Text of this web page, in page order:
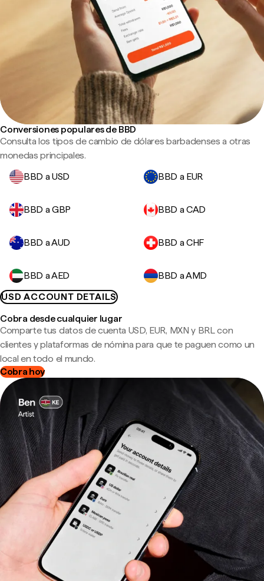
Conversiones populares de BBD
Consulta los tipos de cambio de dólares barbadenses a otras
monedas principales.
BBD a USD
BBD a EUR
BBD a GBP BBD a CAD
BBD a AUD BBD a CHF
BBD a AED
BBD a AMD
USD ACCOUNT DETAILS
Cobra desde cualquier lugar
Comparte tus datos de cuenta USD, EUR, MXN y BRL con
clientes y plataformas de nómina para que te paguen como un
local en todo el mundo.
Cobra hoy